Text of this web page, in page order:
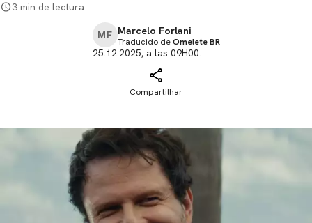
3 min de lectura
MF Marcelo Forlani
Traducido deOmelete BR
25.12.2025, a las 09H00.
Compartilhar